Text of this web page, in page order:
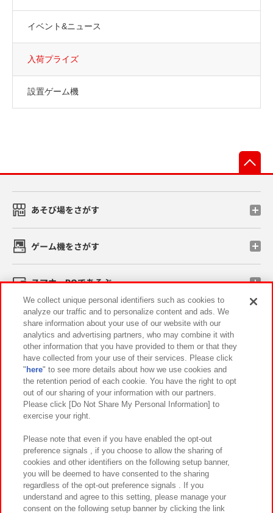
イベント&ニュース
入荷プライズ
設置ゲーム機
あそび場をさがす
ゲーム機をさがす
スマホ・PCであそぶ
イベント・キャンペーン
関連会社 サステナビリティ サイトポリシー
プライバシーポリシー ウェブアクセシビリティ方針と検証結果
お取引先さまとともに
カスタマーハラスメント対応方針 よくあるご質問・お問い合わせ
We collect unique personal identifiers such as cookies to
analyze our traffic and to personalize content and ads. We
share information about your use of our website with our
analytics and advertising partners, who may combine it with
other information that you have provided to them or that they
have collected from your use of their services. Please click
" here" to see more details about how we use cookies and
the retention period of each cookie. You have the right to opt
out of our sharing of your information with our partners.
Please click [Do Not Share My Personal Information] to
exercise your right.
Please note that even if you have enabled the opt-out
preference signals , if you choose to allow the sharing of
cookies and other identifiers on the following setup banner,
you will be deemed to have consented to the sharing
regardless of the opt-out preference signals . If you
understand and agree to this setting, please manage your
consent on the following setup banner by clicking the link